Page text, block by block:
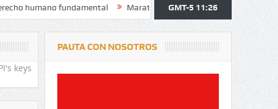
fundamental Maratón atendió a más de 38.000 jóvenes y
GMT-5 11:26
keys
PAUTA CON NOSOTROS